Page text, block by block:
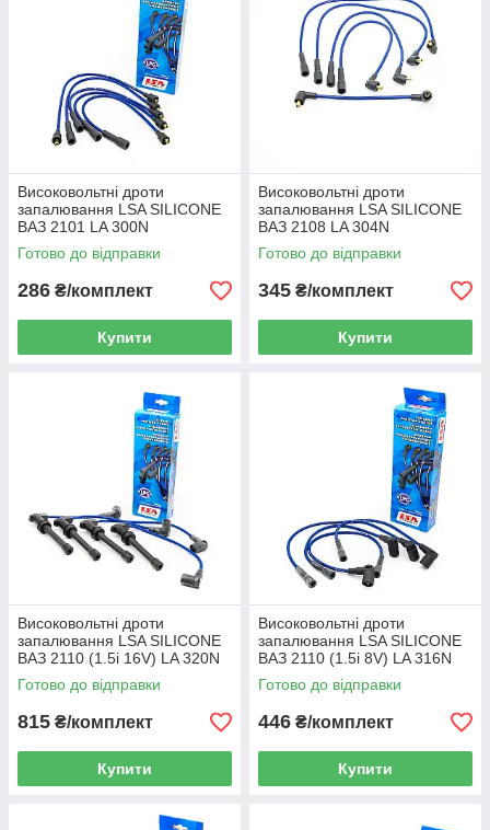
Високовольтні дроти
запалювання LSA SILICONE
ВАЗ 2101 LA 300N
Готово до відправки
286 ₴/комплект
Купити
Високовольтні дроти
запалювання LSA SILICONE
ВАЗ 2108 LA 304N
Готово до відправки
345 ₴/комплект
Купити
Високовольтні дроти
запалювання LSA SILICONE
ВАЗ 2110 (1.5i 16V) LA 320N
Готово до відправки
815 ₴/комплект
Купити
Високовольтні дроти
запалювання LSA SILICONE
ВАЗ 2110 (1.5i 8V) LA 316N
Готово до відправки
446 ₴/комплект
Купити